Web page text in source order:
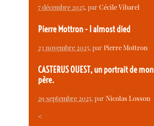
7 décembre 2025, parCécile Vibarel
Pierre Mottron - I almost died
23 novembre 2025, parPierre Mottron
CASTERUS OUEST, un portrait de mon
père.
29 septembre 2025, parNicolas Losson
<